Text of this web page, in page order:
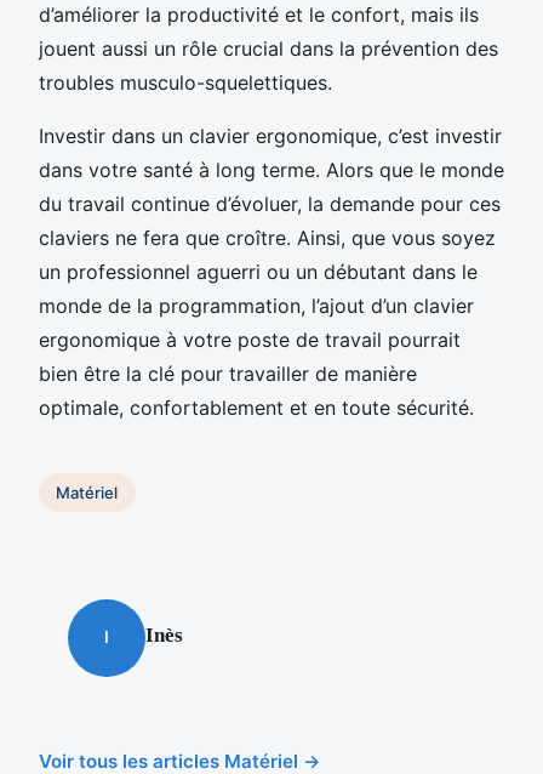
d’améliorer la productivité et le confort, mais ils
jouent aussi un rôle crucial dans la prévention des
troubles musculo-squelettiques.
Investir dans un clavier ergonomique, c’est investir
dans votre santé à long terme. Alors que le monde
du travail continue d’évoluer, la demande pour ces
claviers ne fera que croître. Ainsi, que vous soyez
un professionnel aguerri ou un débutant dans le
monde de la programmation, l’ajout d’un clavier
ergonomique à votre poste de travail pourrait
bien être la clé pour travailler de manière
optimale, confortablement et en toute sécurité.
Matériel
I Inès
Voir tous les articles Matériel →